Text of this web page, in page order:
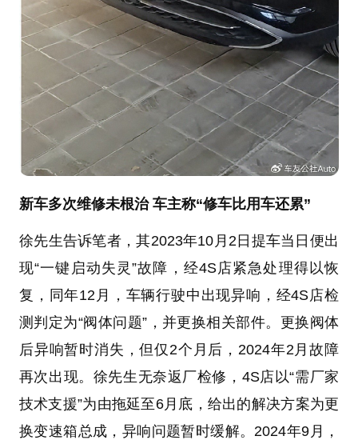
新车多次维修未根治 车主称“修车比用车还累”
徐先生告诉笔者，其2023年10月2日提车当日便出
现“一键启动失灵”故障，经4S店紧急处理得以恢
复，同年12月，车辆行驶中出现异响，经4S店检
测判定为“阀体问题”，并更换相关部件。更换阀体
后异响暂时消失，但仅2个月后，2024年2月故障
再次出现。徐先生无奈返厂检修，4S店以“需厂家
技术支援”为由拖延至6月底，给出的解决方案为更
换变速箱总成，异响问题暂时缓解。2024年9月，